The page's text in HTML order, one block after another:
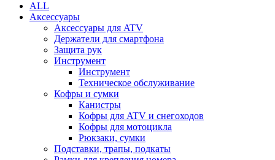
ALL
Аксессуары
Аксессуары для ATV
Держатели для смартфона
Защита рук
Инструмент
Инструмент
Техническое обслуживание
Кофры и сумки
Канистры
Кофры для ATV и снегоходов
Кофры для мотоцикла
Рюкзаки, сумки
Подставки, трапы, подкаты